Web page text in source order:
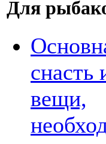
Для
снасть
вещи,